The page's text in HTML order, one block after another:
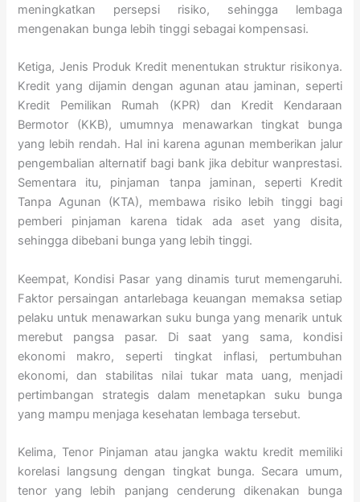
meningkatkan persepsi risiko, sehingga lembaga
mengenakan bunga lebih tinggi sebagai kompensasi.
Ketiga, Jenis Produk Kredit menentukan struktur risikonya.
Kredit yang dijamin dengan agunan atau jaminan, seperti
Kredit Pemilikan Rumah (KPR) dan Kredit Kendaraan
Bermotor (KKB), umumnya menawarkan tingkat bunga
yang lebih rendah. Hal ini karena agunan memberikan jalur
pengembalian alternatif bagi bank jika debitur wanprestasi.
Sementara itu, pinjaman tanpa jaminan, seperti Kredit
Tanpa Agunan (KTA), membawa risiko lebih tinggi bagi
pemberi pinjaman karena tidak ada aset yang disita,
sehingga dibebani bunga yang lebih tinggi.
Keempat, Kondisi Pasar yang dinamis turut memengaruhi.
Faktor persaingan antarlebaga keuangan memaksa setiap
pelaku untuk menawarkan suku bunga yang menarik untuk
merebut pangsa pasar. Di saat yang sama, kondisi
ekonomi makro, seperti tingkat inflasi, pertumbuhan
ekonomi, dan stabilitas nilai tukar mata uang, menjadi
pertimbangan strategis dalam menetapkan suku bunga
yang mampu menjaga kesehatan lembaga tersebut.
Kelima, Tenor Pinjaman atau jangka waktu kredit memiliki
korelasi langsung dengan tingkat bunga. Secara umum,
tenor yang lebih panjang cenderung dikenakan bunga